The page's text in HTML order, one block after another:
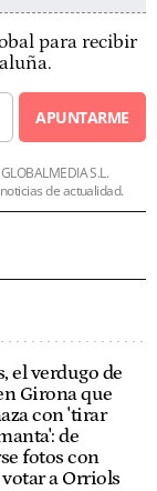
para recibir
APUNTARME
S.L.
de actualidad.
el verdugo de
Girona que
con 'tirar
de
fotos con
votar a Orriols